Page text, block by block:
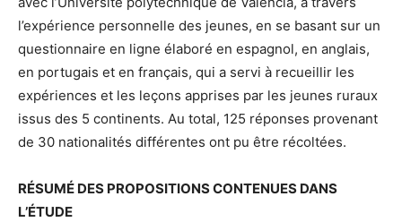
l’expérience personnelle des jeunes, en se basant sur un
questionnaire en ligne élaboré en espagnol, en anglais,
en portugais et en français, qui a servi à recueillir les
expériences et les leçons apprises par les jeunes ruraux
issus des 5 continents. Au total, 125 réponses provenant
de 30 nationalités différentes ont pu être récoltées.
RÉSUMÉ DES PROPOSITIONS CONTENUES DANS
L’ÉTUDE